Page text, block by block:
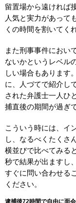
留置場から遠ければ
人気と実力があって
くの時間を割いてく
また刑事事件におい
ないかというレベル
しい場合もあります
に、人づてで紹介し
された弁護士一人ひ
捕直後の期間が過ぎ
こういう時には、イ
し、なるべくたくさ
横並びで比べてみる
秒で結果が出ますし
すぐに問い合わせる
ください。
逮捕後72時間で自由に面